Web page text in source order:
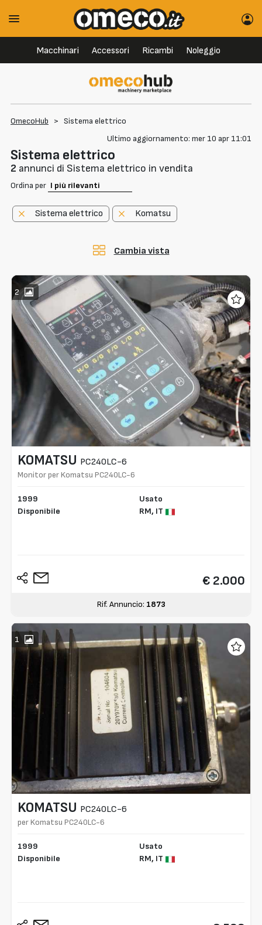
Macchinari Accessori Ricambi Noleggio
OmecoHub > Sistema elettrico
Ultimo aggiornamento: mer 10 apr 11:01
Sistema elettrico
2 annunci di Sistema elettrico in vendita
Ordina per
Sistema elettrico Komatsu
Cambia vista
2
KOMATSU PC240LC-6
Monitor per Komatsu PC240LC-6
1999
Disponibile
Usato
RM, IT
€ 2.000
Rif. Annuncio: 1873
1
KOMATSU PC240LC-6
per Komatsu PC240LC-6
1999
Disponibile
Usato
RM, IT